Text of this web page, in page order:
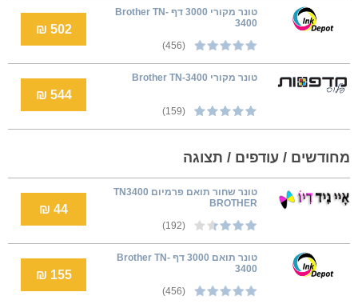
טונר מקורי 3000 דף Brother TN-
3400
(456)
502 ₪
טונר מקורי Brother TN-3400
(159)
544 ₪
מחודשים / עודפים / תצוגה
טונר שחור תואם פרמיום TN3400
BROTHER
(192)
44 ₪
טונר תואם 3000 דף Brother TN-
3400
(456)
155 ₪